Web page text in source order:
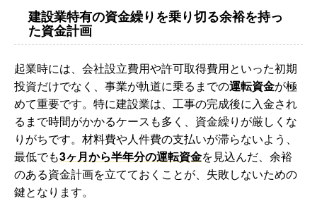
建設業特有の資金繰りを乗り切る余裕を持っ
た資金計画
起業時には、会社設立費用や許可取得費用といった初期
投資だけでなく、事業が軌道に乗るまでの運転資金が極
めて重要です。特に建設業は、工事の完成後に入金され
るまで時間がかかるケースも多く、資金繰りが厳しくな
りがちです。材料費や人件費の支払いが滞らないよう、
最低でも3ヶ月から半年分の運転資金を見込んだ、余裕
のある資金計画を立てておくことが、失敗しないための
鍵となります。